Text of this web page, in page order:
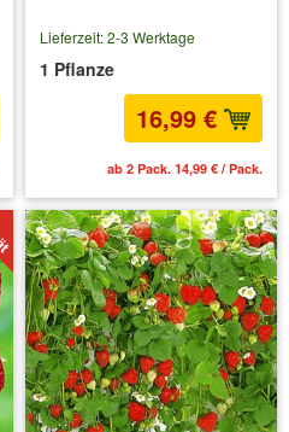
Lieferzeit: 2-3 Werktage
1 Pflanze
16,99 €
ab 2 Pack. 14,99 € / Pack.